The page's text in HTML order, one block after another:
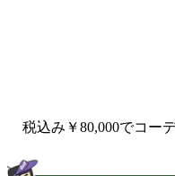
税込み￥80,000でコー